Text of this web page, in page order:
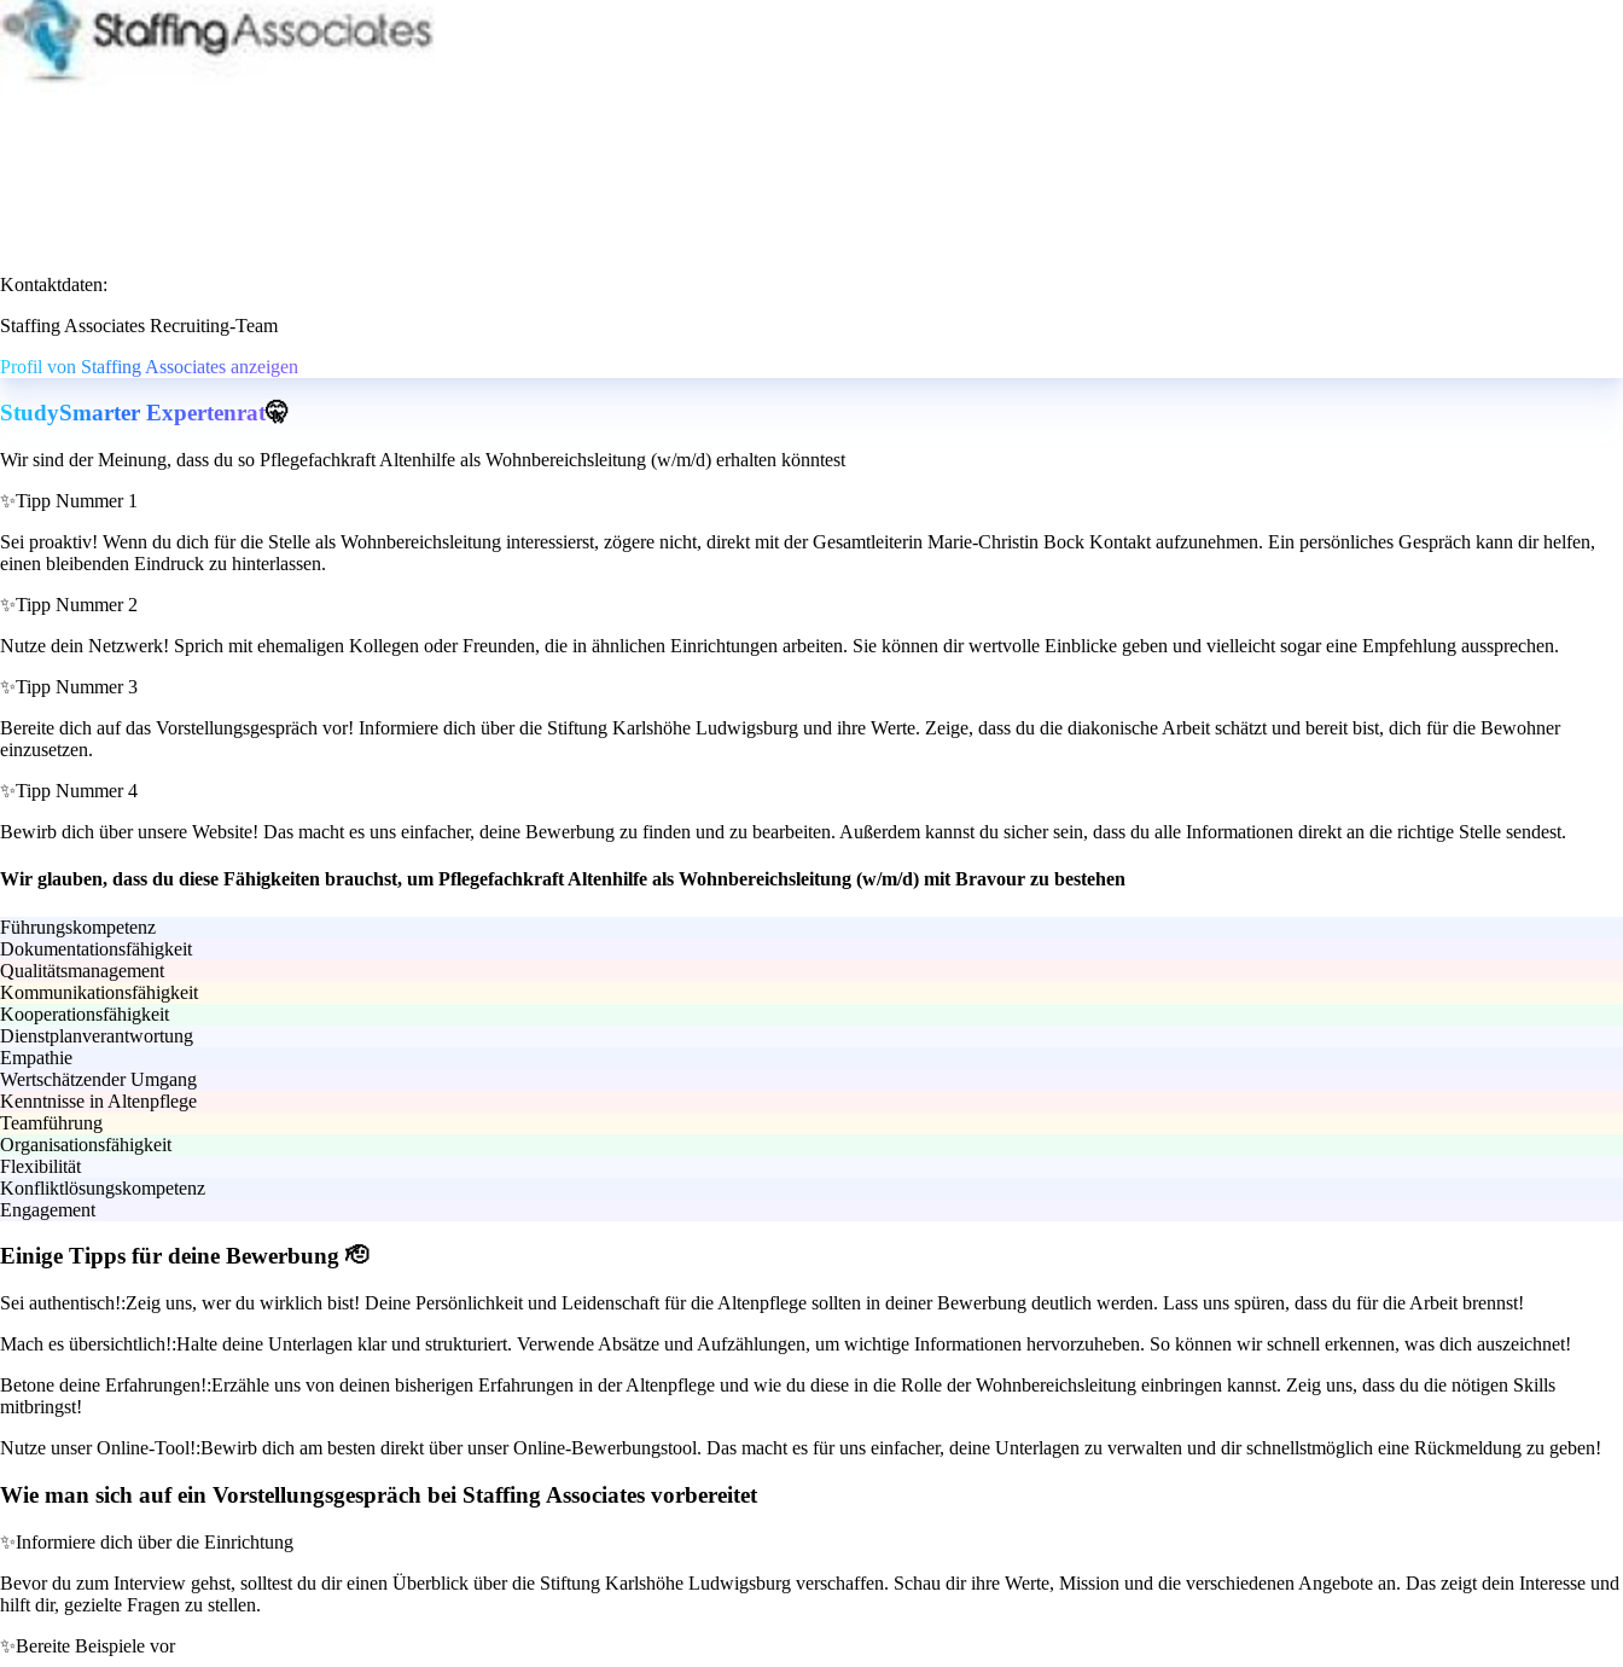
Kontaktdaten:
Staffing Associates Recruiting-Team
Profil von Staffing Associates anzeigen
StudySmarter Expertenrat🤫
Wir sind der Meinung, dass du so Pflegefachkraft Altenhilfe als Wohnbereichsleitung (w/m/d) erhalten könntest
✨Tipp Nummer 1
Sei proaktiv! Wenn du dich für die Stelle als Wohnbereichsleitung interessierst, zögere nicht, direkt mit der Gesamtleiterin Marie-Christin Bock Kontakt aufzunehmen. Ein persönliches Gespräch kann dir helfen,
einen bleibenden Eindruck zu hinterlassen.
✨Tipp Nummer 2
Nutze dein Netzwerk! Sprich mit ehemaligen Kollegen oder Freunden, die in ähnlichen Einrichtungen arbeiten. Sie können dir wertvolle Einblicke geben und vielleicht sogar eine Empfehlung aussprechen.
✨Tipp Nummer 3
Bereite dich auf das Vorstellungsgespräch vor! Informiere dich über die Stiftung Karlshöhe Ludwigsburg und ihre Werte. Zeige, dass du die diakonische Arbeit schätzt und bereit bist, dich für die Bewohner
einzusetzen.
✨Tipp Nummer 4
Bewirb dich über unsere Website! Das macht es uns einfacher, deine Bewerbung zu finden und zu bearbeiten. Außerdem kannst du sicher sein, dass du alle Informationen direkt an die richtige Stelle sendest.
Wir glauben, dass du diese Fähigkeiten brauchst, um Pflegefachkraft Altenhilfe als Wohnbereichsleitung (w/m/d) mit Bravour zu bestehen
Führungskompetenz
Dokumentationsfähigkeit
Qualitätsmanagement
Kommunikationsfähigkeit
Kooperationsfähigkeit
Dienstplanverantwortung
Empathie
Wertschätzender Umgang
Kenntnisse in Altenpflege
Teamführung
Organisationsfähigkeit
Flexibilität
Konfliktlösungskompetenz
Engagement
Einige Tipps für deine Bewerbung 🫡
Sei authentisch!:Zeig uns, wer du wirklich bist! Deine Persönlichkeit und Leidenschaft für die Altenpflege sollten in deiner Bewerbung deutlich werden. Lass uns spüren, dass du für die Arbeit brennst!
Mach es übersichtlich!:Halte deine Unterlagen klar und strukturiert. Verwende Absätze und Aufzählungen, um wichtige Informationen hervorzuheben. So können wir schnell erkennen, was dich auszeichnet!
Betone deine Erfahrungen!:Erzähle uns von deinen bisherigen Erfahrungen in der Altenpflege und wie du diese in die Rolle der Wohnbereichsleitung einbringen kannst. Zeig uns, dass du die nötigen Skills
mitbringst!
Nutze unser Online-Tool!:Bewirb dich am besten direkt über unser Online-Bewerbungstool. Das macht es für uns einfacher, deine Unterlagen zu verwalten und dir schnellstmöglich eine Rückmeldung zu geben!
Wie man sich auf ein Vorstellungsgespräch bei Staffing Associates vorbereitet
✨Informiere dich über die Einrichtung
Bevor du zum Interview gehst, solltest du dir einen Überblick über die Stiftung Karlshöhe Ludwigsburg verschaffen. Schau dir ihre Werte, Mission und die verschiedenen Angebote an. Das zeigt dein Interesse und
hilft dir, gezielte Fragen zu stellen.
✨Bereite Beispiele vor